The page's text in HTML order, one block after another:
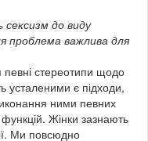
сексизм до виду
проблема важлива для
певні стереотипи щодо
усталеними є підходи,
ними певних
Жінки зазнають
Ми повсюдно